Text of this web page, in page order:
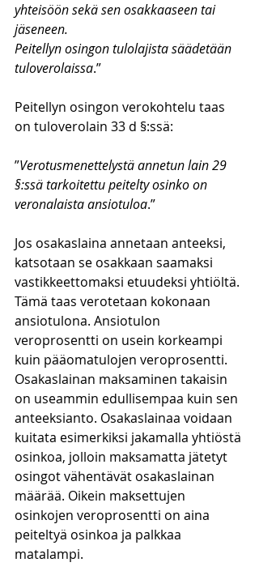
yhteisöön sekä sen osakkaaseen tai
jäseneen.
Peitellyn osingon tulolajista säädetään
tuloverolaissa.”
Peitellyn osingon verokohtelu taas
on tuloverolain 33 d §:ssä:
”Verotusmenettelystä annetun lain 29
§:ssä tarkoitettu peitelty osinko on
veronalaista ansiotuloa.”
Jos osakaslaina annetaan anteeksi,
katsotaan se osakkaan saamaksi
vastikkeettomaksi etuudeksi yhtiöltä.
Tämä taas verotetaan kokonaan
ansiotulona. Ansiotulon
veroprosentti on usein korkeampi
kuin pääomatulojen veroprosentti.
Osakaslainan maksaminen takaisin
on useammin edullisempaa kuin sen
anteeksianto. Osakaslainaa voidaan
kuitata esimerkiksi jakamalla yhtiöstä
osinkoa, jolloin maksamatta jätetyt
osingot vähentävät osakaslainan
määrää. Oikein maksettujen
osinkojen veroprosentti on aina
peiteltyä osinkoa ja palkkaa
matalampi.